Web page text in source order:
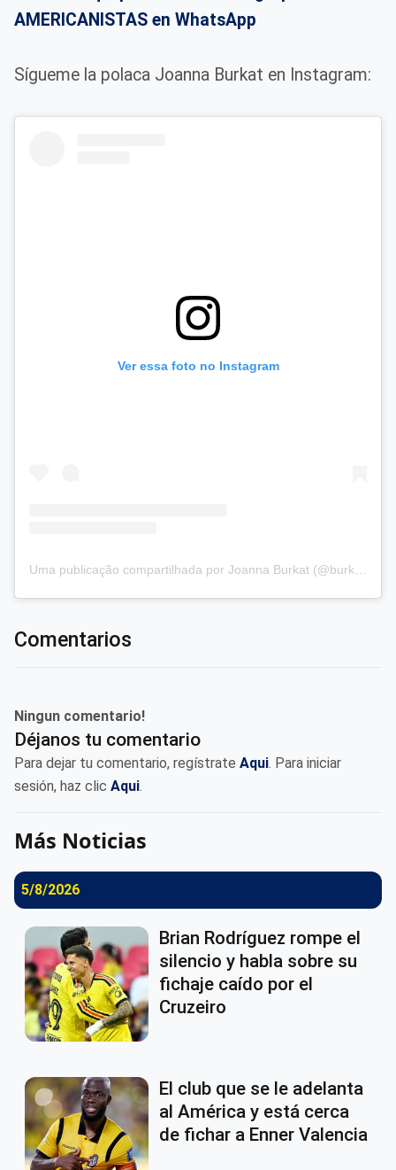
AMERICANISTAS en WhatsApp
Sígueme la polaca Joanna Burkat en Instagram:
Ver essa foto no Instagram
Comentarios
Ningun comentario!
Déjanos tu comentario
Para dejar tu comentario, regístrate Aqui. Para iniciar
sesión, haz clic Aqui.
Más Noticias
5/8/2026
Brian Rodríguez rompe el
silencio y habla sobre su
fichaje caído por el
Cruzeiro
El club que se le adelanta
al América y está cerca
de fichar a Enner Valencia